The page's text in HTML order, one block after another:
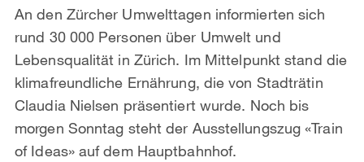
An den Zürcher Umwelttagen informierten sich
rund 30 000 Personen über Umwelt und
Lebensqualität in Zürich. Im Mittelpunkt stand die
klimafreundliche Ernährung, die von Stadträtin
Claudia Nielsen präsentiert wurde. Noch bis
morgen Sonntag steht der Ausstellungszug «Train
of Ideas» auf dem Hauptbahnhof.